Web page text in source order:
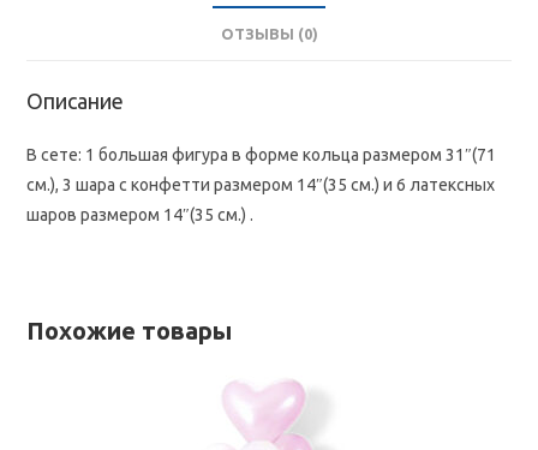
ОТЗЫВЫ (0)
Описание
В сете: 1 большая фигура в форме кольца размером 31″(71
см.), 3 шара с конфетти размером 14″(35 см.) и 6 латексных
шаров размером 14″(35 см.) .
Похожие товары